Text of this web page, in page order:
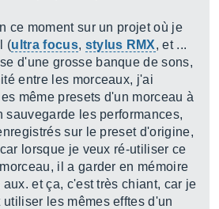
ce moment sur un projet où je
(ultra focus, stylus RMX, et ...
d'une grosse banque de sons,
entre les morceaux, j'ai
même presets d'un morceau à
sauvegarde les performances,
sur le preset d'origine,
lorsque je veux ré-utiliser ce
il a garder en mémoire
aux. et ça, c'est très chiant, car je
les mêmes efftes d'un